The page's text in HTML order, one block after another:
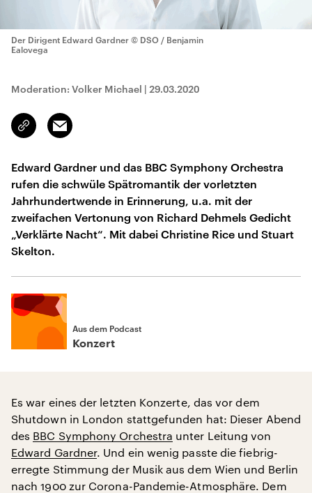
Der Dirigent Edward Gardner © DSO / Benjamin
Ealovega
Moderation: Volker Michael | 29.03.2020
Link
kopieren/teilen
Email
Edward Gardner und das BBC Symphony Orchestra
rufen die schwüle Spätromantik der vorletzten
Jahrhundertwende in Erinnerung, u.a. mit der
zweifachen Vertonung von Richard Dehmels Gedicht
„Verklärte Nacht“. Mit dabei Christine Rice und Stuart
Skelton.
Aus dem Podcast
Konzert
Es war eines der letzten Konzerte, das vor dem
Shutdown in London stattgefunden hat: Dieser Abend
des BBC Symphony Orchestra unter Leitung von
Edward Gardner. Und ein wenig passte die fiebrig-
erregte Stimmung der Musik aus dem Wien und Berlin
nach 1900 zur Corona-Pandemie-Atmosphäre. Dem